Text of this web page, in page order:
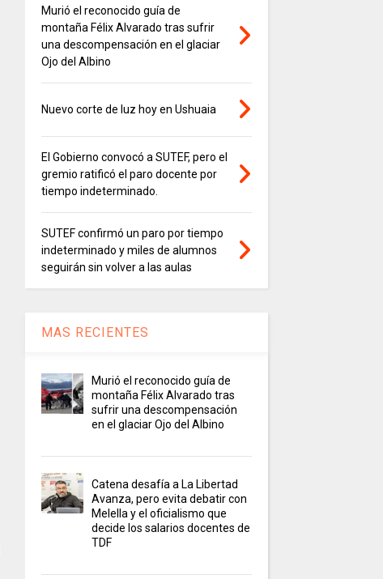
Murió el reconocido guía de
montaña Félix Alvarado tras sufrir
una descompensación en el glaciar
Ojo del Albino
Nuevo corte de luz hoy en Ushuaia
El Gobierno convocó a SUTEF, pero el
gremio ratificó el paro docente por
tiempo indeterminado.
SUTEF confirmó un paro por tiempo
indeterminado y miles de alumnos
seguirán sin volver a las aulas
MAS RECIENTES
Murió el reconocido guía de
montaña Félix Alvarado tras
sufrir una descompensación
en el glaciar Ojo del Albino
Catena desafía a La Libertad
Avanza, pero evita debatir con
Melella y el oficialismo que
decide los salarios docentes de
TDF